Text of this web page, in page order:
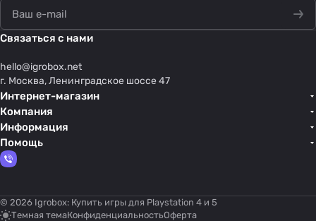
Связаться с нами
hello@igrobox.net
г. Москва, Ленинградское шоссе 47
Интернет-магазин
Компания
Информация
Помощь
© 2026 Igrobox: Купить игры для Playstation 4 и 5
Темная темаКонфиденциальностьОферта